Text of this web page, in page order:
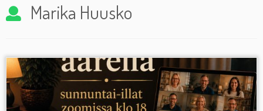
Marika Huusko